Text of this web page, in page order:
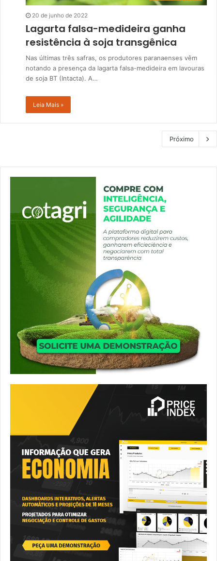
20 de junho de 2022
Lagarta falsa-medideira ganha
resistência à soja transgênica
Nas últimas três safras, os produtores paranaenses vêm
notando a presença da lagarta falsa-medideira em lavouras
de soja BT (Intacta). A…
Leia Mais »
Próximo